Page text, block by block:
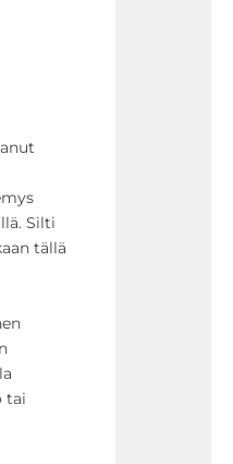
Silti
tällä
tai